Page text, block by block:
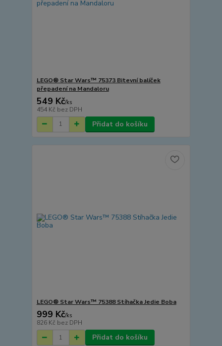
LEGO® Star Wars™ 75373 Bitevní balíček
přepadení na Mandaloru
549 Kč/ks
454 Kč bez DPH
Přidat do košíku
LEGO® Star Wars™ 75388 Stíhačka Jedie Boba
999 Kč/ks
826 Kč bez DPH
Přidat do košíku